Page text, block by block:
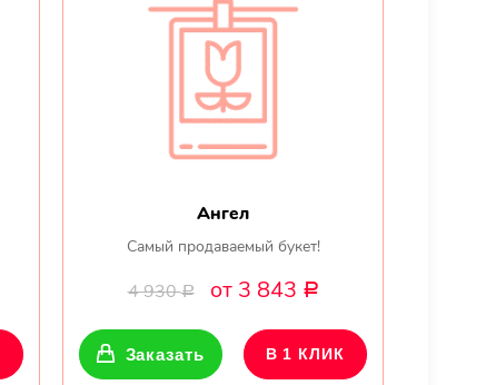
Ангел
Самый продаваемый букет!
4 930Р от 3 843 Р
Заказать В 1 КЛИК